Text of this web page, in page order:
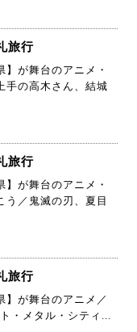
旅行
】が舞台のアニメ・
手の高木さん、結城
旅行
】が舞台のアニメ・
う／鬼滅の刃、夏目
旅行
】が舞台のアニメ／
・メタル・シティ...